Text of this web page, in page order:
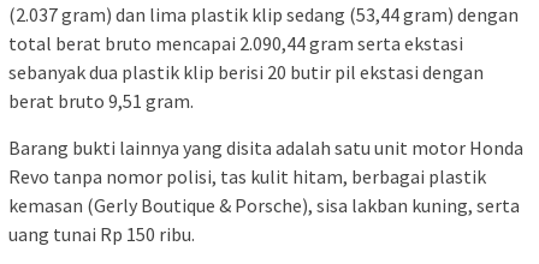
(2.037 gram) dan lima plastik klip sedang (53,44 gram) dengan
total berat bruto mencapai 2.090,44 gram serta ekstasi
sebanyak dua plastik klip berisi 20 butir pil ekstasi dengan
berat bruto 9,51 gram.
Barang bukti lainnya yang disita adalah satu unit motor Honda
Revo tanpa nomor polisi, tas kulit hitam, berbagai plastik
kemasan (Gerly Boutique & Porsche), sisa lakban kuning, serta
uang tunai Rp 150 ribu.